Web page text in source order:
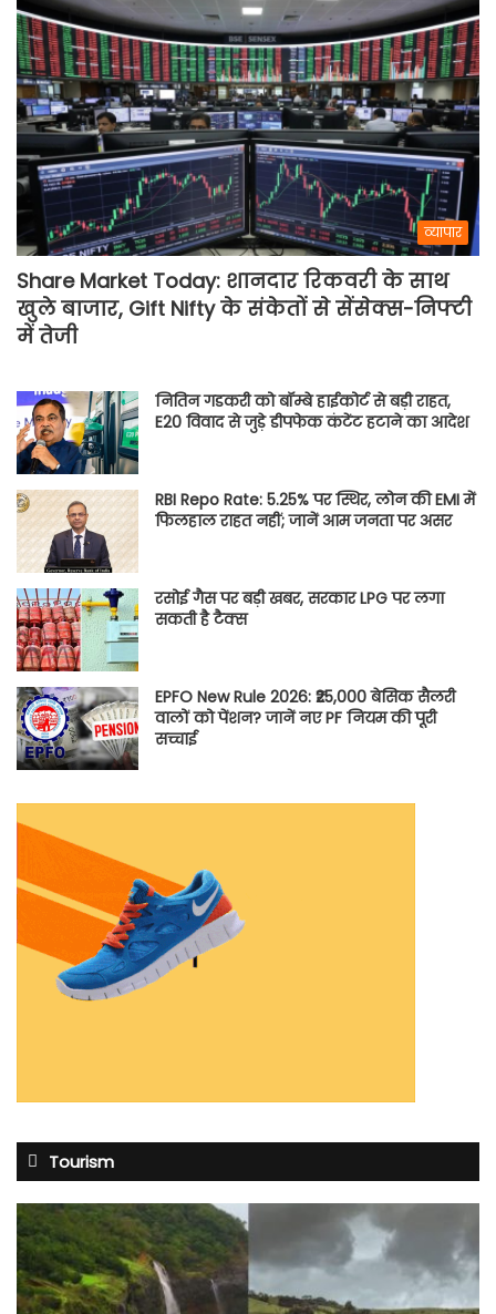
व्यापार
Share Market Today: शानदार रिकवरी के साथ
खुले बाजार, Gift Nifty के संकेतों से सेंसेक्स-निफ्टी
में तेजी
नितिन गडकरी को बॉम्बे हाईकोर्ट से बड़ी राहत,
E20 विवाद से जुड़े डीपफेक कंटेंट हटाने का आदेश
RBI Repo Rate: 5.25% पर स्थिर, लोन की EMI में
फिलहाल राहत नहीं; जानें आम जनता पर असर
रसोई गैस पर बड़ी खबर, सरकार LPG पर लगा
सकती है टैक्स
EPFO New Rule 2026: ₹25,000 बेसिक सैलरी
वालों को पेंशन? जानें नए PF नियम की पूरी
सच्चाई
Tourism